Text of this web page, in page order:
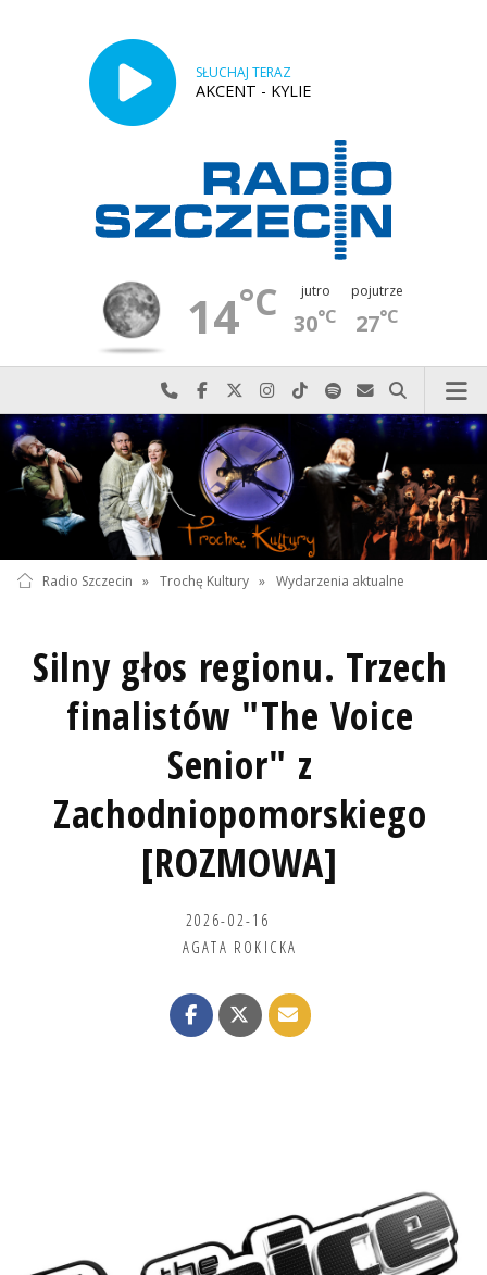
SŁUCHAJ TERAZ
AKCENT - KYLIE
14°C jutro
30°C
pojutrze
27°C
Najlepiej po prostu do nas zadzwoń
Odwiedź nas na Facebook-u
Odwiedź nas na X
Odwiedź nas na Instagram-ie
Odwiedź nas na TikTok-u
Szukaj nas na Spotify
Wyślij do nas
Szukaj
Radio Szczecin » Trochę Kultury » Wydarzenia aktualne
Silny głos regionu. Trzech
finalistów "The Voice
Senior" z
Zachodniopomorskiego
[ROZMOWA]
2026-02-16
AGATA ROKICKA